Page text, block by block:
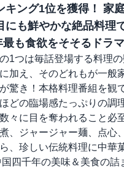
ング1位を獲得！ 家
にも鮮やかな絶品料理
も食欲をそそるドラ
1つは毎話登場する料理
加え、そのどれもが一般
驚き！本格料理番組を観
どの臨場感たっぷりの調
々に目を奪われること必
、ジャージャー麺、点心
、珍しい伝統料理に中華
四千年の美味＆美食の詰